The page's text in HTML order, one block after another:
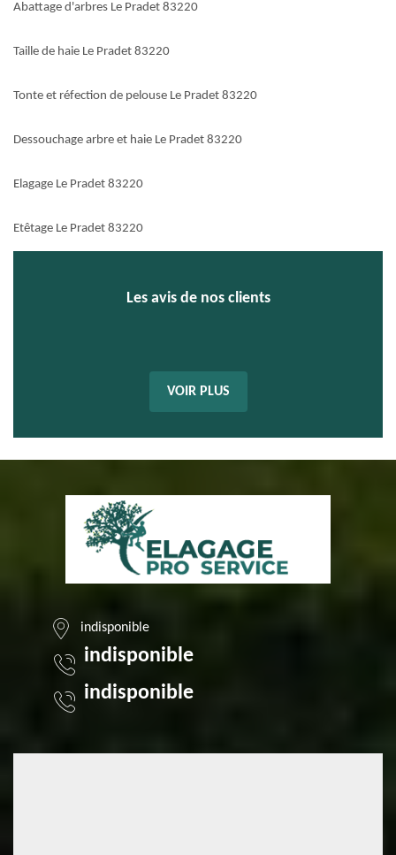
Abattage d'arbres Le Pradet 83220
Taille de haie Le Pradet 83220
Tonte et réfection de pelouse Le Pradet 83220
Dessouchage arbre et haie Le Pradet 83220
Elagage Le Pradet 83220
Etêtage Le Pradet 83220
Les avis de nos clients
VOIR PLUS
indisponible
indisponible
indisponible